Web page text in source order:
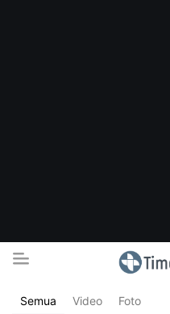
Timelines.id
Media Literasi, Sejarah &
Semua Video Foto